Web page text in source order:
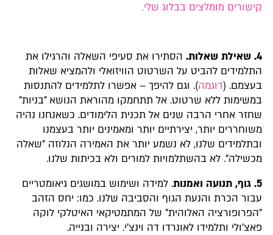
קישורים מומלצים בבלוג שלי.
4. שאילת שאלות.הסתירו את סעיפי השאלה והרגילו את
התלמידים להביט על השרטוט הוויזואלי ולהמציא שאלות
בעצמם. (דוגמה). וגם להיפך – אפשרו לתלמידים להתנסות
במשימות ללא שרטוט. אל תתחמקו מהוראת הנושא "בניות"
שחזר אחרי הרבה שנים אל תכנית הלימודים. כשאנחנו נהיה
משוחררים יותר, יצירתיים יותר ומאמינים יותר בעצמנו
ובתלמידים שלנו, לא נשמע יותר את האמירה הנלוזה "שאלה
מכשילה". לא בהשתלמויות למורים ולא בכיתות שלנו.
5. גוף, תנועה ואמנות
. למידה ושימוש במושגים גיאומטריים
עבור הכרת והנעת הגוף והסביבה שלנו. כמו: יחס הזהב
"הפרופורציה האלוהית" של המתמטיקאי האיטלקי לוקה
פאצ'ולי ותלמידו לאונרדו דה וינצ'י. יצירה ובנייה.